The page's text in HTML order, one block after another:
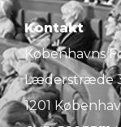
Kontakt
Københavns
Læderstræde
1201